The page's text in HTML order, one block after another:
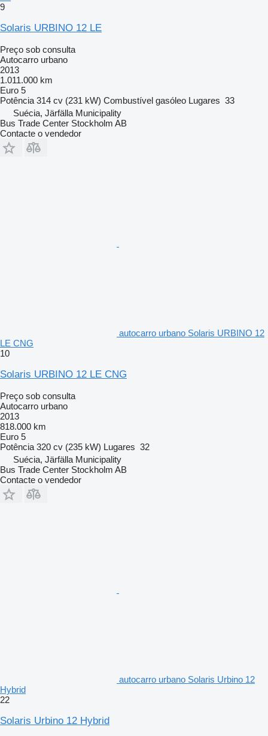
9
Solaris URBINO 12 LE
Preço sob consulta
Autocarro urbano
2013
1.011.000 km
Euro 5
Potência 314 cv (231 kW) Combustível gasóleo Lugares 33
Suécia, Järfälla Municipality
Bus Trade Center Stockholm AB
Contacte o vendedor
autocarro urbano Solaris URBINO 12
LE CNG
10
Solaris URBINO 12 LE CNG
Preço sob consulta
Autocarro urbano
2013
818.000 km
Euro 5
Potência 320 cv (235 kW) Lugares 32
Suécia, Järfälla Municipality
Bus Trade Center Stockholm AB
Contacte o vendedor
autocarro urbano Solaris Urbino 12
Hybrid
22
Solaris Urbino 12 Hybrid